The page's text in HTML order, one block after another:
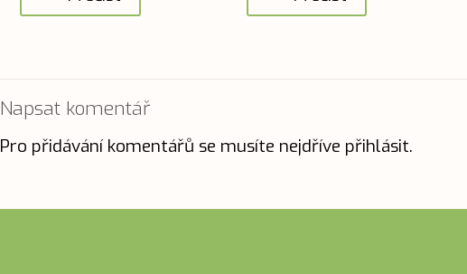
Napsat komentář
Pro přidávání komentářů se musíte nejdříve přihlásit.